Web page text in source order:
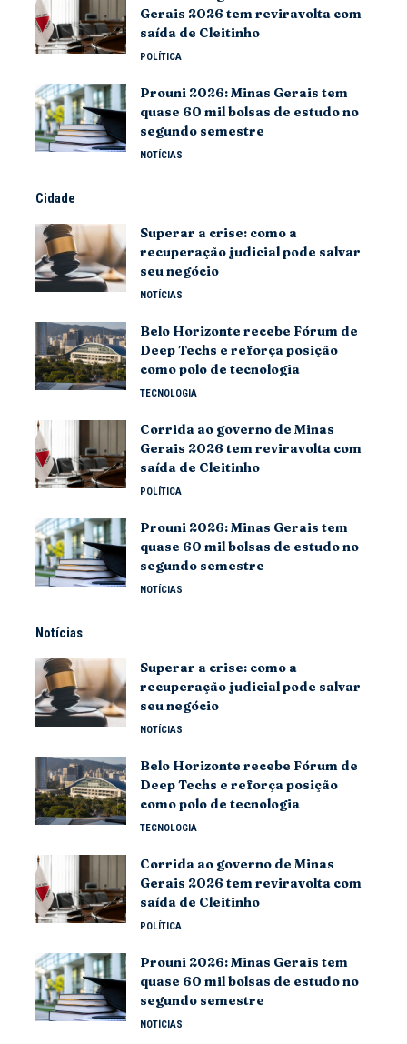
Gerais 2026 tem reviravolta com
saída de Cleitinho
POLÍTICA
Prouni 2026: Minas Gerais tem
quase 60 mil bolsas de estudo no
segundo semestre
NOTÍCIAS
Cidade
Superar a crise: como a
recuperação judicial pode salvar
seu negócio
NOTÍCIAS
Belo Horizonte recebe Fórum de
Deep Techs e reforça posição
como polo de tecnologia
TECNOLOGIA
Corrida ao governo de Minas
Gerais 2026 tem reviravolta com
saída de Cleitinho
POLÍTICA
Prouni 2026: Minas Gerais tem
quase 60 mil bolsas de estudo no
segundo semestre
NOTÍCIAS
Notícias
Superar a crise: como a
recuperação judicial pode salvar
seu negócio
NOTÍCIAS
Belo Horizonte recebe Fórum de
Deep Techs e reforça posição
como polo de tecnologia
TECNOLOGIA
Corrida ao governo de Minas
Gerais 2026 tem reviravolta com
saída de Cleitinho
POLÍTICA
Prouni 2026: Minas Gerais tem
quase 60 mil bolsas de estudo no
segundo semestre
NOTÍCIAS